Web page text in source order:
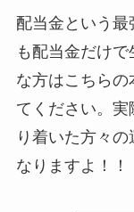
配当金という
も配当金だけ
な方はこちら
てください。
り着いた方々
なりますよ！！